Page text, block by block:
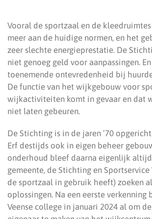
Vooral de sportzaal en de
meer aan de huidige normen, en het
zeer slechte energieprestatie. De
niet genoeg geld voor aanpassingen.
toenemende ontevredenheid bij
De functie van het wijkgebouw voor
wijkactiviteiten komt in gevaar en dat
niet laten gebeuren.
De Stichting is in de jaren ’70
Erf destijds ook in eigen beheer
onderhoud bleef daarna eigenlijk
gemeente, de Stichting en
de sportzaal in gebruik heeft) zoeken
oplossingen. Na een eerste verkenning
Veense college in januari 2024 al om